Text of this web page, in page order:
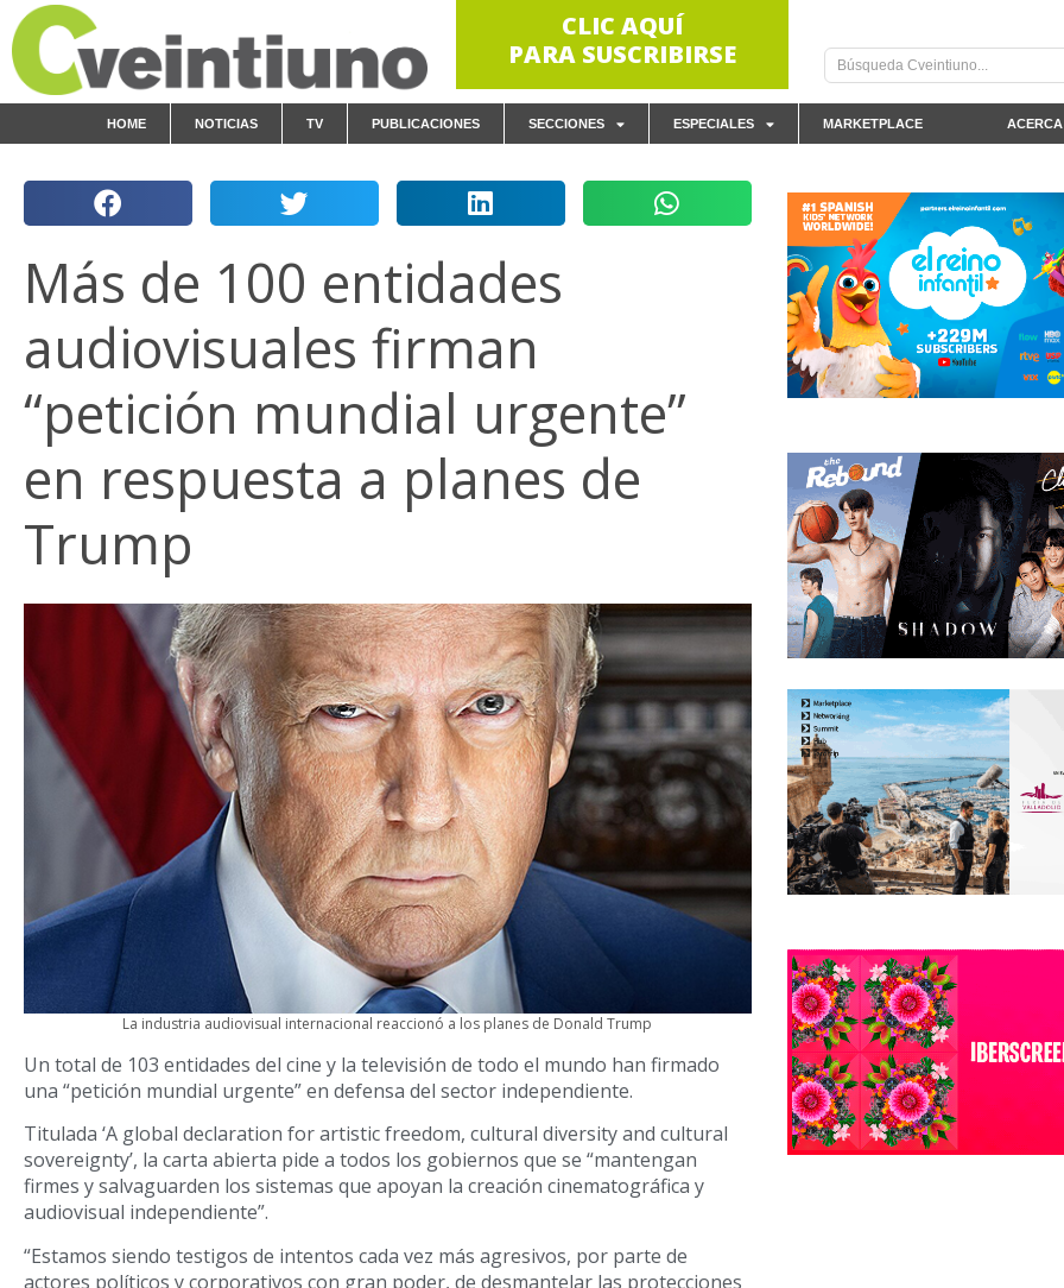
CLIC AQUÍ
PARA SUSCRIBIRSE
HOME NOTICIAS TV PUBLICACIONES SECCIONES ESPECIALES MARKETPLACE
Más de 100 entidades
audiovisuales firman
“petición mundial urgente”
en respuesta a planes de
Trump
La industria audiovisual internacional reaccionó a los planes de Donald Trump
Un total de 103 entidades del cine y la televisión de todo el mundo han firmado
una “petición mundial urgente” en defensa del sector independiente.
Titulada ‘A global declaration for artistic freedom, cultural diversity and cultural
sovereignty’, la carta abierta pide a todos los gobiernos que se “mantengan
firmes y salvaguarden los sistemas que apoyan la creación cinematográfica y
audiovisual independiente”.
“Estamos siendo testigos de intentos cada vez más agresivos, por parte de
actores políticos y corporativos con gran poder, de desmantelar las protecciones